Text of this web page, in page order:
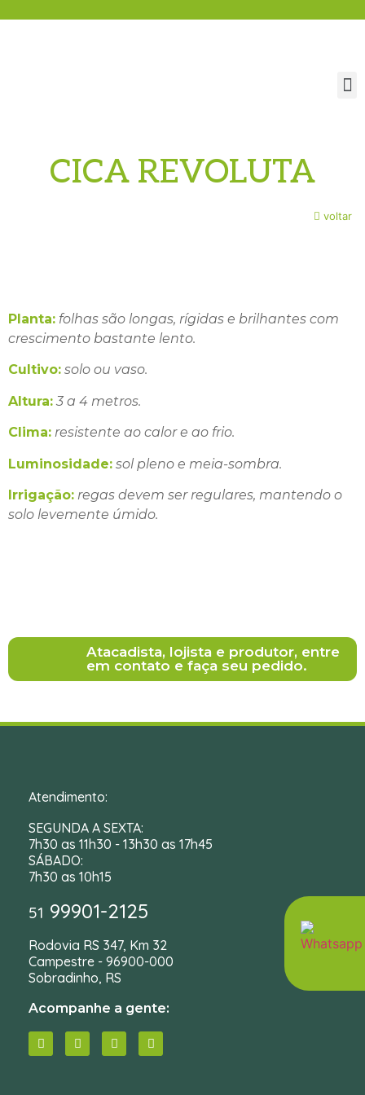
CICA REVOLUTA
voltar
Planta: folhas são longas, rígidas e brilhantes com
crescimento bastante lento.
Cultivo: solo ou vaso.
Altura:3 a 4 metros.
Clima: resistente ao calor e ao frio.
Luminosidade: sol pleno e meia-sombra.
Irrigação: regas devem ser regulares, mantendo o
solo levemente úmido.
Atacadista, lojista e produtor, entre
em contato e faça seu pedido.
Atendimento:
SEGUNDA A SEXTA:
7h30 as 11h30 - 13h30 as 17h45
SÁBADO:
7h30 as 10h15
51 99901-2125
Rodovia RS 347, Km 32
Campestre - 96900-000
Sobradinho, RS
Acompanhe a gente: